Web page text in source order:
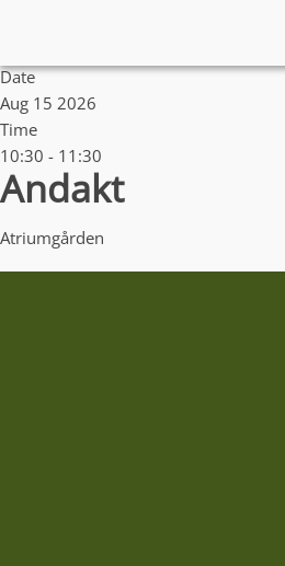
Date
Aug 15 2026
Time
10:30 - 11:30
Andakt
Atriumgården